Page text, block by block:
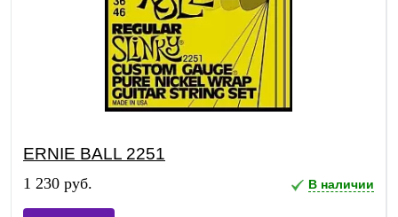
ERNIE BALL 2251
1 230 руб. В наличии